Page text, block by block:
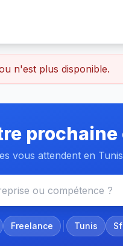
n'est plus disponible.
vous attendent en
Freelance Tunis